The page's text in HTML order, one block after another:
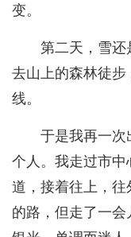
变。
第二天，雪还
去山上的森林徒
线。
于是我再一次
个人。我走过市
道，接着往上，
的路，但走了一